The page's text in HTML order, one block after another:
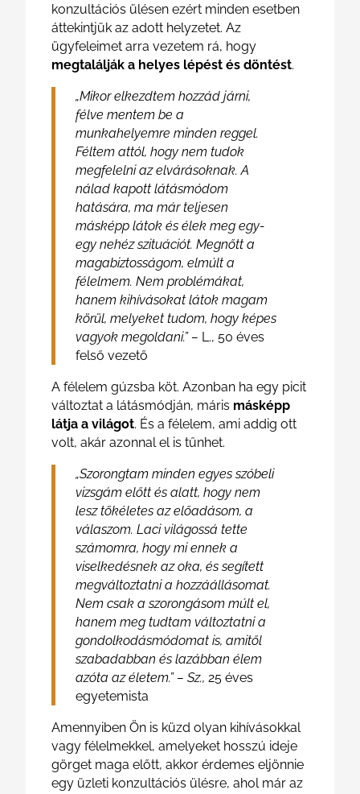
konzultációs ülésen ezért minden esetben
áttekintjük az adott helyzetet. Az
ügyfeleimet arra vezetem rá, hogy
megtalálják a helyes lépést és döntést.
„Mikor elkezdtem hozzád járni,
félve mentem be a
munkahelyemre minden reggel.
Féltem attól, hogy nem tudok
megfelelni az elvárásoknak. A
nálad kapott látásmódom
hatására, ma már teljesen
másképp látok és élek meg egy-
egy nehéz szituációt. Megnőtt a
magabiztosságom, elmúlt a
félelmem. Nem problémákat,
hanem kihívásokat látok magam
körül, melyeket tudom, hogy képes
vagyok megoldani.” – L., 50 éves
felső vezető
A félelem gúzsba köt. Azonban ha egy picit
változtat a látásmódján, máris másképp
látja a világot. És a félelem, ami addig ott
volt, akár azonnal el is tűnhet.
„Szorongtam minden egyes szóbeli
vizsgám előtt és alatt, hogy nem
lesz tökéletes az előadásom, a
válaszom. Laci világossá tette
számomra, hogy mi ennek a
viselkedésnek az oka, és segített
megváltoztatni a hozzáállásomat.
Nem csak a szorongásom múlt el,
hanem meg tudtam változtatni a
gondolkodásmódomat is, amitől
szabadabban és lazábban élem
azóta az életem.” – Sz., 25 éves
egyetemista
Amennyiben Ön is küzd olyan kihívásokkal
vagy félelmekkel, amelyeket hosszú ideje
görget maga előtt, akkor érdemes eljönnie
egy üzleti konzultációs ülésre, ahol már az